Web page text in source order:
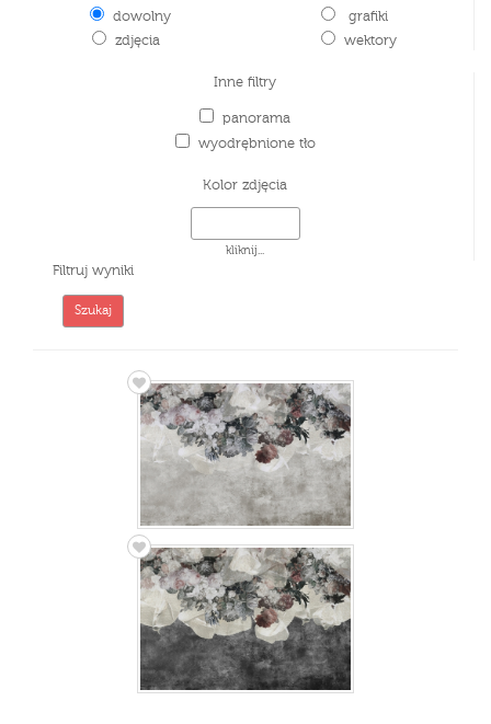
dowolny
zdjęcia
grafiki
wektory
Inne filtry
panorama
wyodrębnione tło
Kolor zdjęcia
kliknij...
Filtruj wyniki